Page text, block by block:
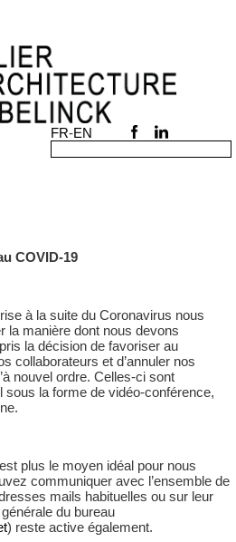
COVID-19
à la suite du Coronavirus nous
la manière dont nous devons
la décision de favoriser au
collaborateurs et d’annuler nos
nouvel ordre. Celles-ci sont
sous la forme de vidéo-conférence,
plus le moyen idéal pour nous
communiquer avec l’ensemble de
mails habituelles ou sur leur
du bureau
) reste active également.